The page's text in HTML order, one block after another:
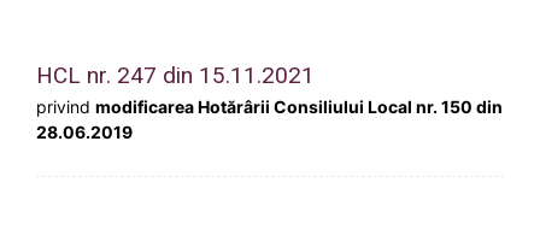
HCL nr. 247 din 15.11.2021
privind modificarea Hotărârii Consiliului Local nr. 150 din
28.06.2019